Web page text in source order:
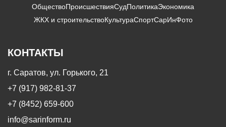
ОбществоПроисшествияСудПолитикаЭкономика
ЖКХ и строительствоКультураСпортСарИнФото
КОНТАКТЫ
г. Саратов, ул. Горького, 21
+7 (917) 982-81-37
+7 (8452) 659-600
info@sarinform.ru